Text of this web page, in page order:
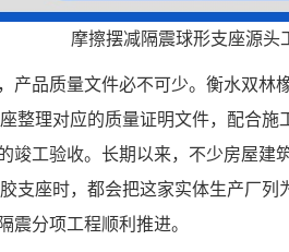
摩擦摆减隔震球形支座源头
产品质量文件必不可少。衡水双林
整理对应的质量证明文件，配合
竣工验收。长期以来，不少房屋建
支座时，都会把这家实体生产厂列
震分项工程顺利推进。